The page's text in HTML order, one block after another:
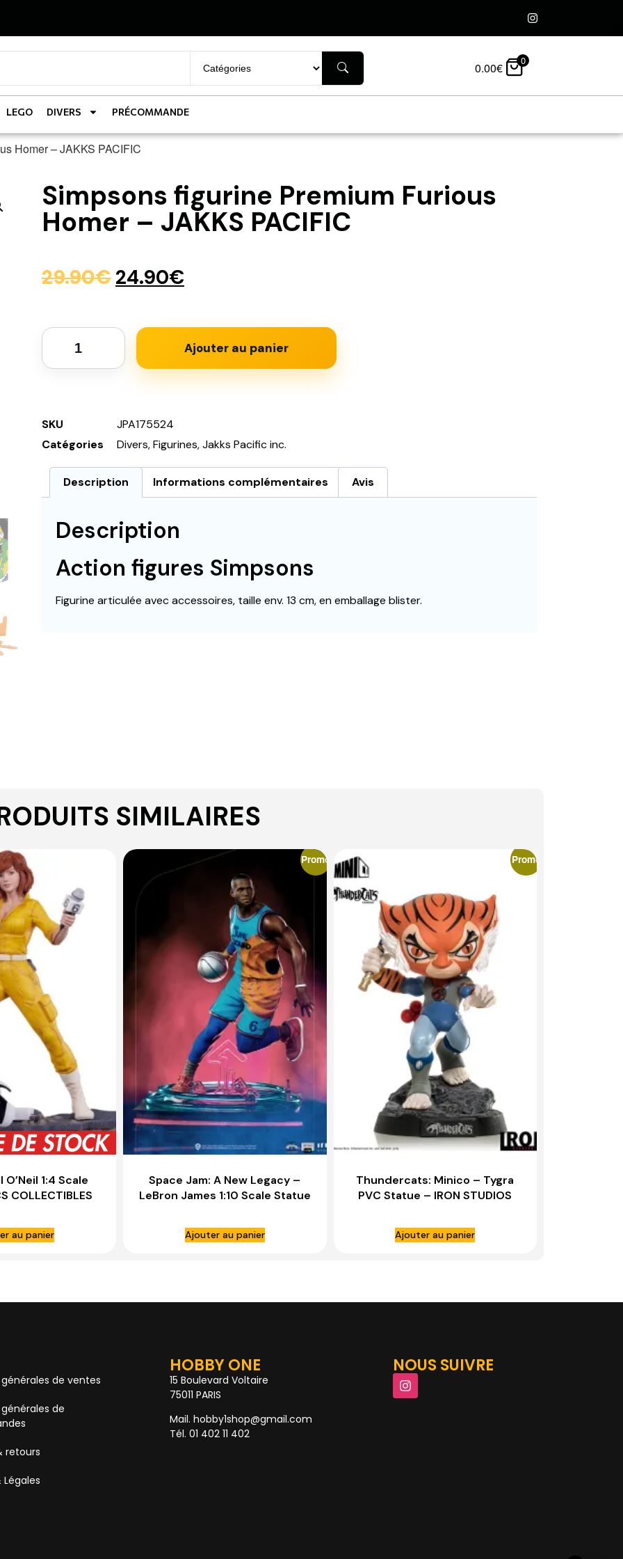
0.00€ 0
LEGO DIVERS PRÉCOMMANDE
Homer – JAKKS PACIFIC
Simpsons figurine Premium Furious
Homer – JAKKS PACIFIC
29.90€24.90€
Ajouter au panier
SKU
JPA175524
Catégories
Divers,Figurines,Jakks Pacific inc.
Description Informations complémentaires Avis
Description
Action figures Simpsons
Figurine articulée avec accessoires, taille env. 13 cm, en emballage blister.
SIMILAIRES
1:4 Scale
COLLECTIBLES
au panier
Promo
Space Jam: A New Legacy –
LeBron James 1:10 Scale Statue
Ajouter au panier
Promo
Thundercats: Minico – Tygra
PVC Statue – IRON STUDIOS
Ajouter au panier
de ventes
de
retours
HOBBY ONE
15 Boulevard Voltaire
75011 PARIS
Mail. hobby1shop@gmail.com
Tél. 01 402 11 402
NOUS SUIVRE